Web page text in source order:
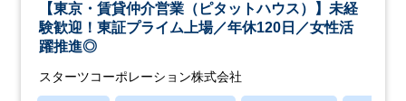
【東京・賃貸仲介営業（ピタットハウス）】未経
験歓迎！東証プライム上場／年休120日／女性活
躍推進◎
スターツコーポレーション株式会社